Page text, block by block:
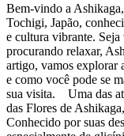
Bem-vindo a
Tochigi, Japão,
e cultura vibrante. Seja
procurando relaxar,
artigo, vamos explorar
e como você pode se
sua visita. Uma das
das Flores de
Conhecido por suas